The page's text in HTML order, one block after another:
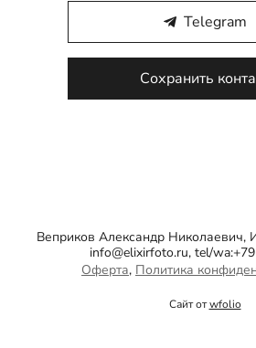
Telegram
Сохранить
Веприков Александр Николаевич,
info@elixirfoto.ru, tel/
Оферта, Политика
Сайт отwfolio